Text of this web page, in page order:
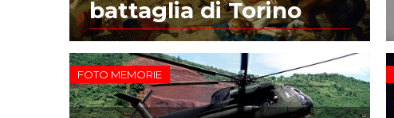
battaglia di Torino
FOTO MEMORIE